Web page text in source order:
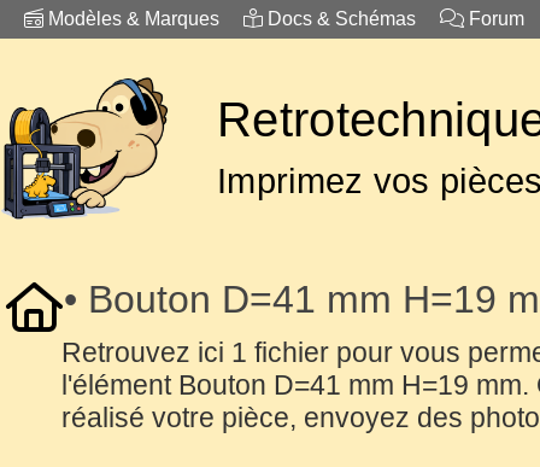
Modèles & Marques Docs & Schémas Forum
Imprimez vos
• Bouton D=41 mm H=19
Retrouvez ici 1 fichier pour vous
l'élément Bouton D=41 mm H=19
réalisé votre pièce, envoyez des